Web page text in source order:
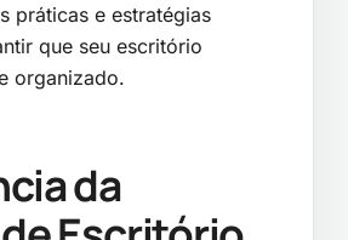
práticas e estratégias
que seu escritório
organizado.
da